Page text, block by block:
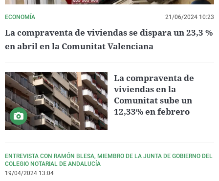
ECONOMÍA 21/06/2024 10:23
La compraventa de viviendas se dispara un 23,3 %
en abril en la Comunitat Valenciana
La compraventa de
viviendas en la
Comunitat sube un
12,33% en febrero
ENTREVISTA CON RAMÓN BLESA, MIEMBRO DE LA JUNTA DE GOBIERNO DEL
COLEGIO NOTARIAL DE ANDALUCÍA
19/04/2024 13:04